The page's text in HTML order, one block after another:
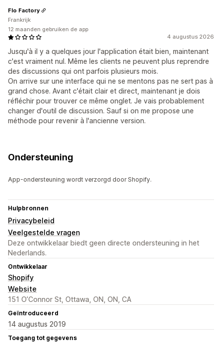
4 augustus 2026
Jusqu'à il y a quelques jour l'application était bien, maintenant
c'est vraiment nul. Même les clients ne peuvent plus reprendre
des discussions qui ont parfois plusieurs mois.
On arrive sur une interface qui ne se mentons pas ne sert pas à
grand chose. Avant c'était clair et direct, maintenant je dois
réfléchir pour trouver ce même onglet. Je vais probablement
changer d'outil de discussion. Sauf si on me propose une
méthode pour revenir à l'ancienne version.
Flo Factory
Frankrijk
12 maanden gebruiken de app
Ondersteuning
App-ondersteuning wordt verzorgd door Shopify.
Hulpbronnen
Privacybeleid
Veelgestelde vragen
Deze ontwikkelaar biedt geen directe ondersteuning in het
Nederlands.
Ontwikkelaar
Shopify
Website
151 O’Connor St, Ottawa, ON, ON, CA
Geïntroduceerd
14 augustus 2019
Toegang tot gegevens